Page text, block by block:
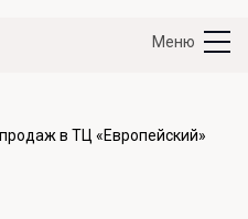
Меню
в ТЦ «Европейский»